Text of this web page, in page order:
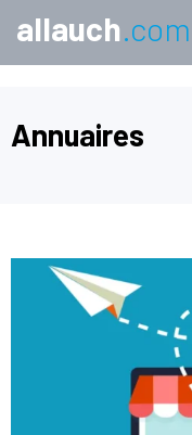
allauch.com
Annuaires